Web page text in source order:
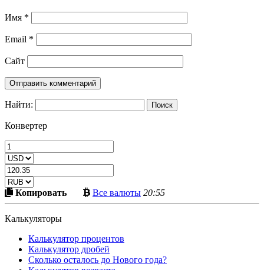
Имя *
Email *
Сайт
Найти:
Конвертер
КопироватьСкопировать
в
Все валютыБольше
криптовалют
20:55
Калькуляторы
Калькулятор процентов
Калькулятор дробей
Сколько осталось до Нового года?